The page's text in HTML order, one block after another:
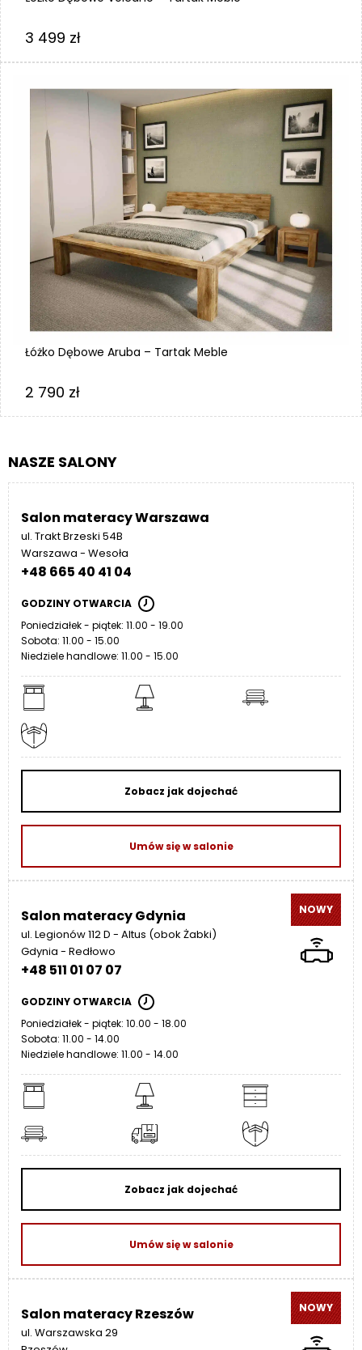
3 499 zł
Łóżko Dębowe Aruba – Tartak Meble
2 790 zł
NASZE SALONY
Salon materacy Warszawa
ul. Trakt Brzeski 54B
Warszawa - Wesoła
+48 665 40 41 04
GODZINY OTWARCIA
Poniedziałek - piątek: 11.00 - 19.00
Sobota: 11.00 - 15.00
Niedziele handlowe: 11.00 - 15.00
Zobacz jak dojechać
Umów się w salonie
NOWY
Salon materacy Gdynia
ul. Legionów 112 D - Altus (obok Żabki)
Gdynia - Redłowo
+48 511 01 07 07
GODZINY OTWARCIA
Poniedziałek - piątek: 10.00 - 18.00
Sobota: 11.00 - 14.00
Niedziele handlowe: 11.00 - 14.00
Zobacz jak dojechać
Umów się w salonie
NOWY
Salon materacy Rzeszów
ul. Warszawska 29